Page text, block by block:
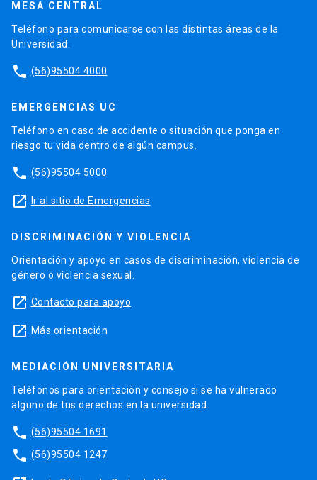
MESA CENTRAL
Teléfono para comunicarse con las distintas áreas de la
Universidad.
phone (56)95504 4000
EMERGENCIAS UC
Teléfono en caso de accidente o situación que ponga en
riesgo tu vida dentro de algún campus.
phone (56)95504 5000
launch Ir al sitio de Emergencias
DISCRIMINACIÓN Y VIOLENCIA
Orientación y apoyo en casos de discriminación, violencia de
género o violencia sexual.
launch Contacto para apoyo
launch Más orientación
MEDIACIÓN UNIVERSITARIA
Teléfonos para orientación y consejo si se ha vulnerado
alguno de tus derechos en la universidad.
phone (56)95504 1691
phone (56)95504 1247